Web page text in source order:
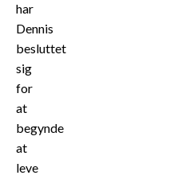
har
Dennis
besluttet
sig
for
at
begynde
at
leve